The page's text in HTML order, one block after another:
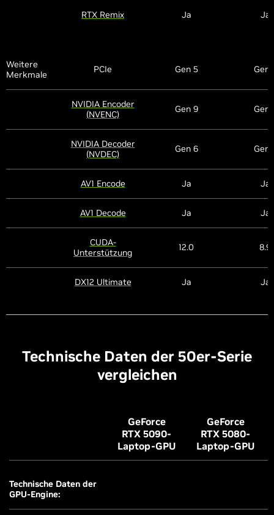
RTX Remix Ja Ja
Weitere
Merkmale
PCIe Gen 5 Gen
NVIDIA Encoder
(NVENC)
Gen 9 Gen
NVIDIA Decoder
(NVDEC)
Gen 6 Gen
AV1 Encode Ja Ja
AV1 Decode Ja Ja
CUDA-
Unterstützung
12.0 8.9
DX12 Ultimate Ja Ja
Technische Daten der 50er-Serie
vergleichen
GeForce
RTX 5090-
Laptop-GPU
GeForce
RTX 5080-
Laptop-GPU
Technische Daten der
GPU-Engine: